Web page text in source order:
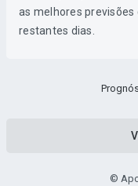
as melhores previsões
restantes dias.
©